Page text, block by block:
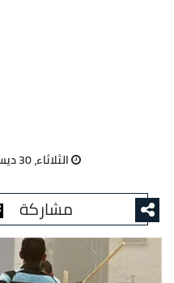
الثلاثاء، 30 ديسمبر 2025 04:54 ص
مشاركة